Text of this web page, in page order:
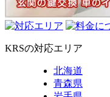
KRSの対応エリア
北海道
青森県